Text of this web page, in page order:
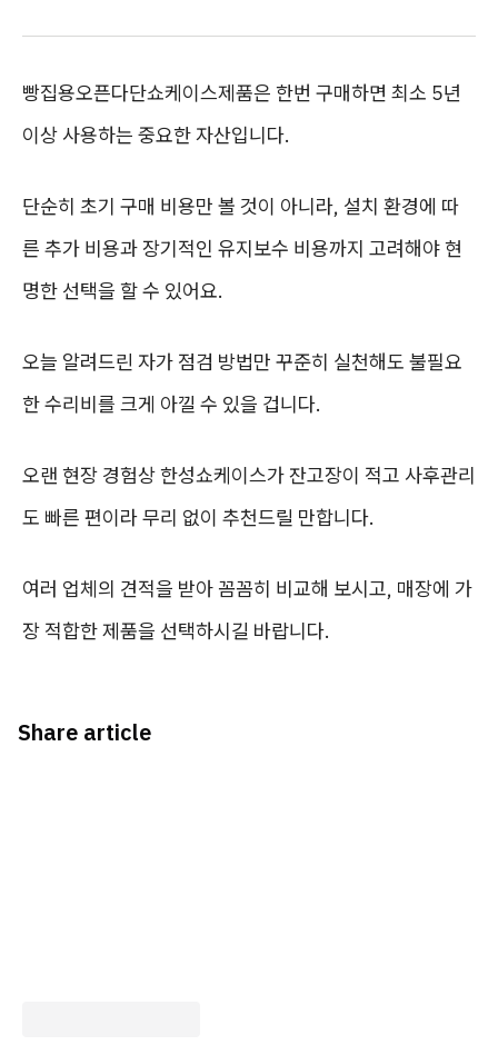
빵집용오픈다단쇼케이스제품은 한번 구매하면 최소 5년
이상 사용하는 중요한 자산입니다.
단순히 초기 구매 비용만 볼 것이 아니라, 설치 환경에 따
른 추가 비용과 장기적인 유지보수 비용까지 고려해야 현
명한 선택을 할 수 있어요.
오늘 알려드린 자가 점검 방법만 꾸준히 실천해도 불필요
한 수리비를 크게 아낄 수 있을 겁니다.
오랜 현장 경험상 한성쇼케이스가 잔고장이 적고 사후관리
도 빠른 편이라 무리 없이 추천드릴 만합니다.
여러 업체의 견적을 받아 꼼꼼히 비교해 보시고, 매장에 가
장 적합한 제품을 선택하시길 바랍니다.
Share article